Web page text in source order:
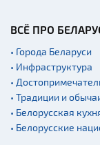
ВСЁ ПРО
• Города Беларуси
• Инфраструктура
•
• Традиции и
• Белорусская
• Белорусские